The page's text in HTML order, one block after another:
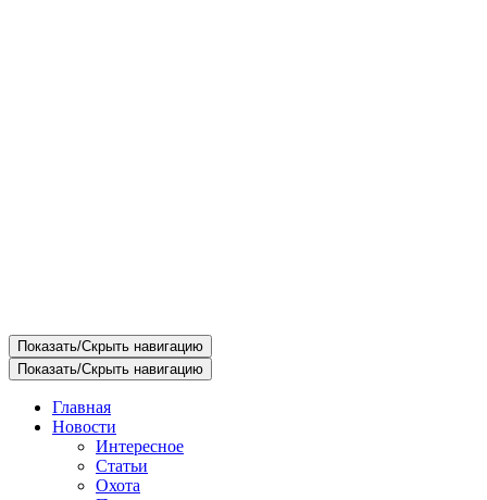
Показать/Скрыть навигацию
Показать/Скрыть навигацию
Главная
Новости
Интересное
Статьи
Охота